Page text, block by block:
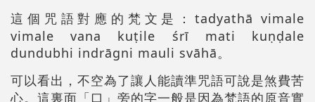
這個咒語對應的梵文是：tadyathā vimale
vimale vana kuṭile śrī mati kuṇḍale
dundubhi indrāgni mauli svāhā。
可以看出，不空為了讓人能讀準咒語可說是煞費苦
心。這裏面「口」旁的字一般是因為梵語的原音實